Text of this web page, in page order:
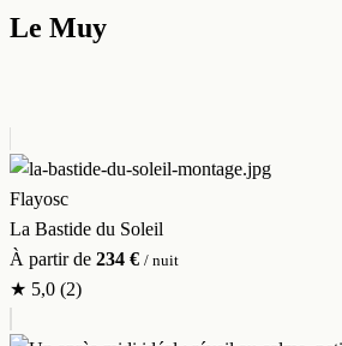
Le Muy
Flayosc
La Bastide du Soleil
À partir de 234 € / nuit
★ 5,0 (2)